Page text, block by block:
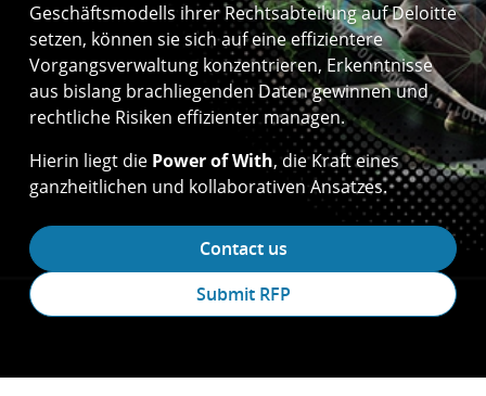
Geschäftsmodells ihrer Rechtsabteilung auf Deloitte
setzen, können sie sich auf eine effizientere
Vorgangsverwaltung konzentrieren, Erkenntnisse
aus bislang brachliegenden Daten gewinnen und
rechtliche Risiken effizienter managen.
Hierin liegt die Power of With, die Kraft eines
ganzheitlichen und kollaborativen Ansatzes.
Contact us
Submit RFP